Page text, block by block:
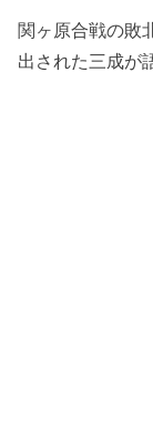
関ヶ原合戦の敗
出された三成が